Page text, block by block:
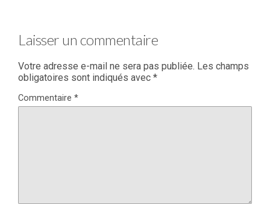
Laisser un commentaire
Votre adresse e-mail ne sera pas publiée. Les champs
obligatoires sont indiqués avec *
Commentaire *